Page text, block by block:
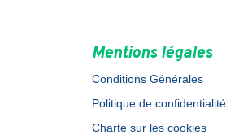
Mentions légales
Conditions Générales
Politique de confidentialité
Charte sur les cookies